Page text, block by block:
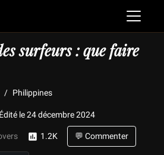
surfeurs : que faire
Philippines
Édité le 24 décembre 2024
1.2K 💬 Commenter